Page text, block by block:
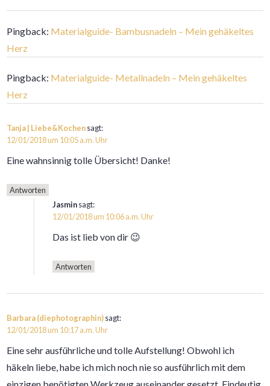
Pingback: Materialguide- Bambusnadeln – Mein gehäkeltes
Herz
Pingback: Materialguide- Metallnadeln – Mein gehäkeltes
Herz
Tanja | Liebe&Kochensagt:
12/01/2018 um 10:05 a.m. Uhr
Eine wahnsinnig tolle Übersicht! Danke!
Antworten
Jasminsagt:
12/01/2018 um 10:06 a.m. Uhr
Das ist lieb von dir 😉
Antworten
Barbara (diephotographin)sagt:
12/01/2018 um 10:17 a.m. Uhr
Eine sehr ausführliche und tolle Aufstellung! Obwohl ich
häkeln liebe, habe ich mich noch nie so ausführlich mit dem
einzigen benötigten Werkzeug auseinander gesetzt. Eindeutig